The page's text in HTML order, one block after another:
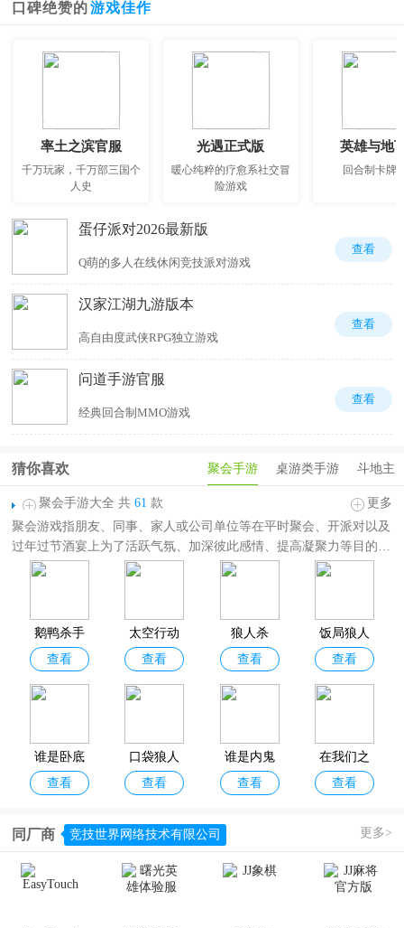
口碑绝赞的 游戏佳作
率土之滨官服
千万玩家，千万部三国个
人史
光遇正式版
暖心纯粹的疗愈系社交冒
险游戏
英雄与地
回合制卡牌
蛋仔派对2026最新版
Q萌的多人在线休闲竞技派对游戏
查看
汉家江湖九游版本
高自由度武侠RPG独立游戏
查看
问道手游官服
经典回合制MMO游戏
查看
聚会手游 桌游类手游 斗地主
猜你喜欢
聚会手游大全 共 61 款
更多
聚会游戏指朋友、同事、家人或公司单位等在平时聚会、开派对以及
过年过节酒宴上为了活跃气氛、加深彼此感情、提高凝聚力等目的而
进行的集体互动游戏，一般是至少2人以上的多人互动游戏。
富翁飞行棋等热门派对聚会游戏，题材玩法囊括狼人杀类、多人联机
类、棋牌桌游类、开放世界类、恐怖解谜类等，可以满足各位玩家对
手机聚会游戏的不同需求！欢迎分享收藏！
鹅鸭杀手
游2026最
新版
查看
太空行动
国服最新
版
查看
狼人杀
查看
饭局狼人
查看
谁是卧底
手游官方
查看
口袋狼人
杀
查看
谁是内鬼
国际服(Su
查看
在我们之
间2026最
查看
谁是外星
我们的派
推理学院
狼人嫌疑
同厂商 竞技世界网络技术有限公司 更多>